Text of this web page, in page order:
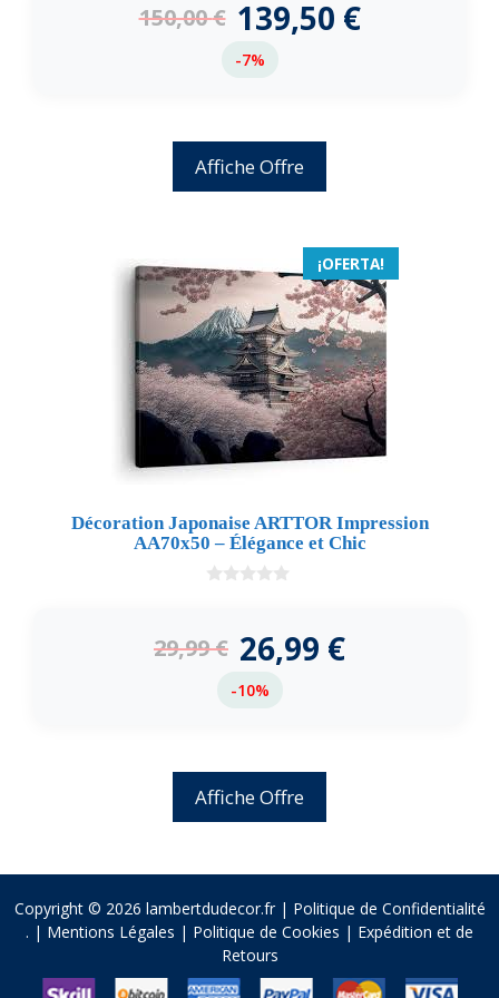
5
150,00€ 139,50 €
-7%
Affiche Offre
¡OFERTA!
Décoration Japonaise ARTTOR Impression
AA70x50 – Élégance et Chic
5
29,99€ 26,99 €
-10%
Affiche Offre
Copyright © 2026 lambertdudecor.fr | Politique de Confidentialité
. | Mentions Légales | Politique de Cookies | Expédition et de
Retours